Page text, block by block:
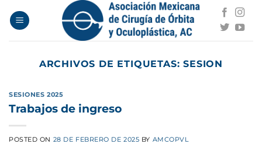
ARCHIVOS DE ETIQUETAS:SESION
SESIONES 2025
Trabajos de ingreso
POSTED ON 28 DE FEBRERO DE 2025 BY AMCOPVL